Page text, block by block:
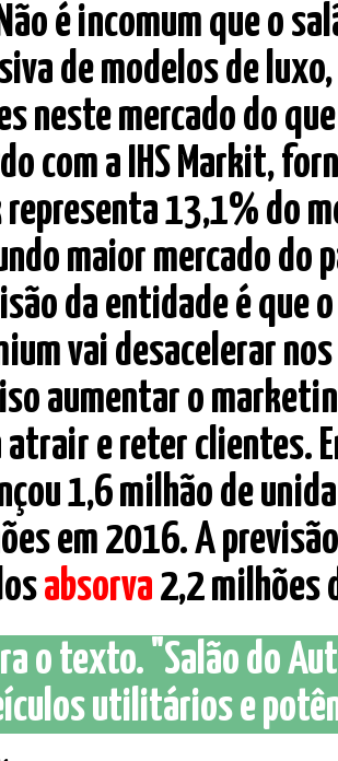
é incomum que o
de modelos de
neste mercado do
com a IHS Markit,
representa 13,1% do
maior mercado do
da entidade é que
vai desacelerar
aumentar o
atrair e reter clientes.
1,6 milhão de
em 2016. A
absorva2,2 milhões
o texto. "Salão do
utilitários e